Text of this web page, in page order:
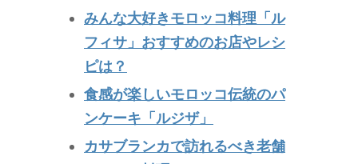
みんな大好きモロッコ料理「ル
フィサ」おすすめのお店やレシ
ピは？
食感が楽しいモロッコ伝統のパ
ンケーキ「ルジザ」
カサブランカで訪れるべき老舗